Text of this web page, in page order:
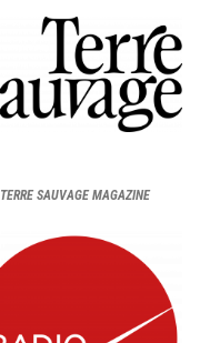
TERRE SAUVAGE MAGAZINE